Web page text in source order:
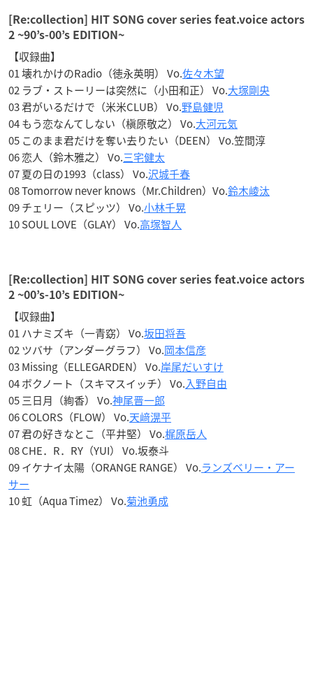
[Re:collection] HIT SONG cover series feat.voice actors
2 ~90’s-00’s EDITION~
【収録曲】
01 壊れかけのRadio（徳永英明） Vo.佐々木望
02 ラブ・ストーリーは突然に（小田和正） Vo.大塚剛央
03 君がいるだけで（米米CLUB） Vo.野島健児
04 もう恋なんてしない（槇原敬之） Vo.大河元気
05 このまま君だけを奪い去りたい（DEEN） Vo.笠間淳
06 恋人（鈴木雅之） Vo.三宅健太
07 夏の日の1993（class） Vo.沢城千春
08 Tomorrow never knows（Mr.Children）Vo.鈴木崚汰
09 チェリー（スピッツ） Vo.小林千晃
10 SOUL LOVE（GLAY） Vo.高塚智人
[Re:collection] HIT SONG cover series feat.voice actors
2 ~00’s-10’s EDITION~
【収録曲】
01 ハナミズキ（一青窈） Vo.坂田将吾
02 ツバサ（アンダーグラフ） Vo.岡本信彦
03 Missing（ELLEGARDEN） Vo.岸尾だいすけ
04 ボクノート（スキマスイッチ） Vo.入野自由
05 三日月（絢香） Vo.神尾晋一郎
06 COLORS（FLOW） Vo.天﨑滉平
07 君の好きなとこ（平井堅） Vo.梶原岳人
08 CHE．R．RY（YUI） Vo.坂泰斗
09 イケナイ太陽（ORANGE RANGE） Vo.ランズベリー・アー
サー
10 虹（Aqua Timez） Vo.菊池勇成